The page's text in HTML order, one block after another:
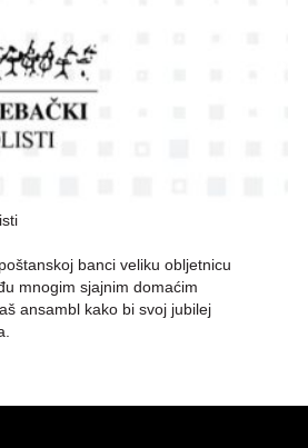
banci veliku obljetnicu
mnogim sjajnim domaćim
ansambl kako bi svoj jubilej